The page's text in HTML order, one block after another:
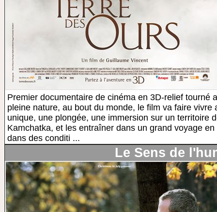
Premier documentaire de cinéma en 3D-relief tourné
pleine nature, au bout du monde, le film va faire vivre
unique, une plongée, une immersion sur un territoire
Kamchatka, et les entraîner dans un grand voyage
dans des conditi ...
Le Sens de